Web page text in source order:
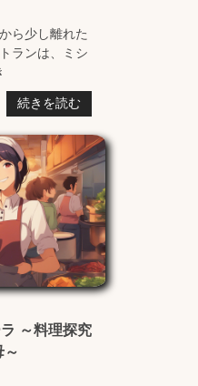
ら少し離れた
ランは、ミシ
続きを読む
～料理探究
～